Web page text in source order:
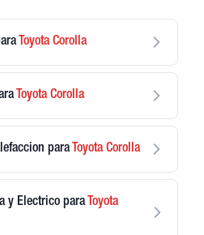
ToyotaCorolla
ToyotaCorolla
para ToyotaCorolla
y Electrico para Toyota